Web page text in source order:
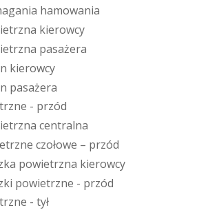
agania hamowania
ietrzna kierowcy
ietrzna pasażera
n kierowcy
n pasażera
trzne - przód
ietrzna centralna
etrzne czołowe – przód
ka powietrzna kierowcy
ki powietrzne - przód
trzne - tył